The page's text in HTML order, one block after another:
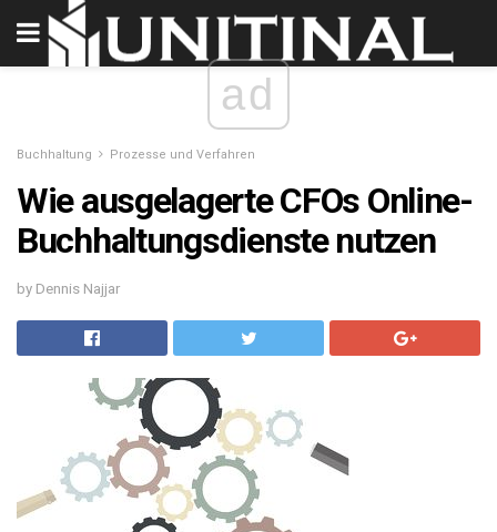
ad
Buchhaltung Prozesse und Verfahren
Wie ausgelagerte CFOs Online-
Buchhaltungsdienste nutzen
by Dennis Najjar